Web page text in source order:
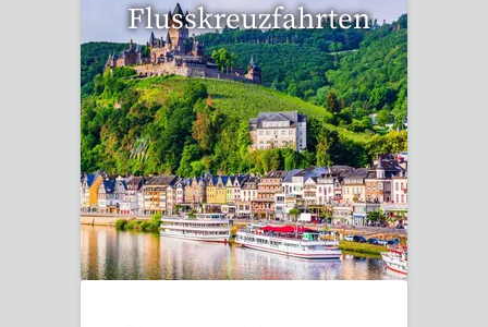
Flusskreuzfahrten
6 Reisen gefunden